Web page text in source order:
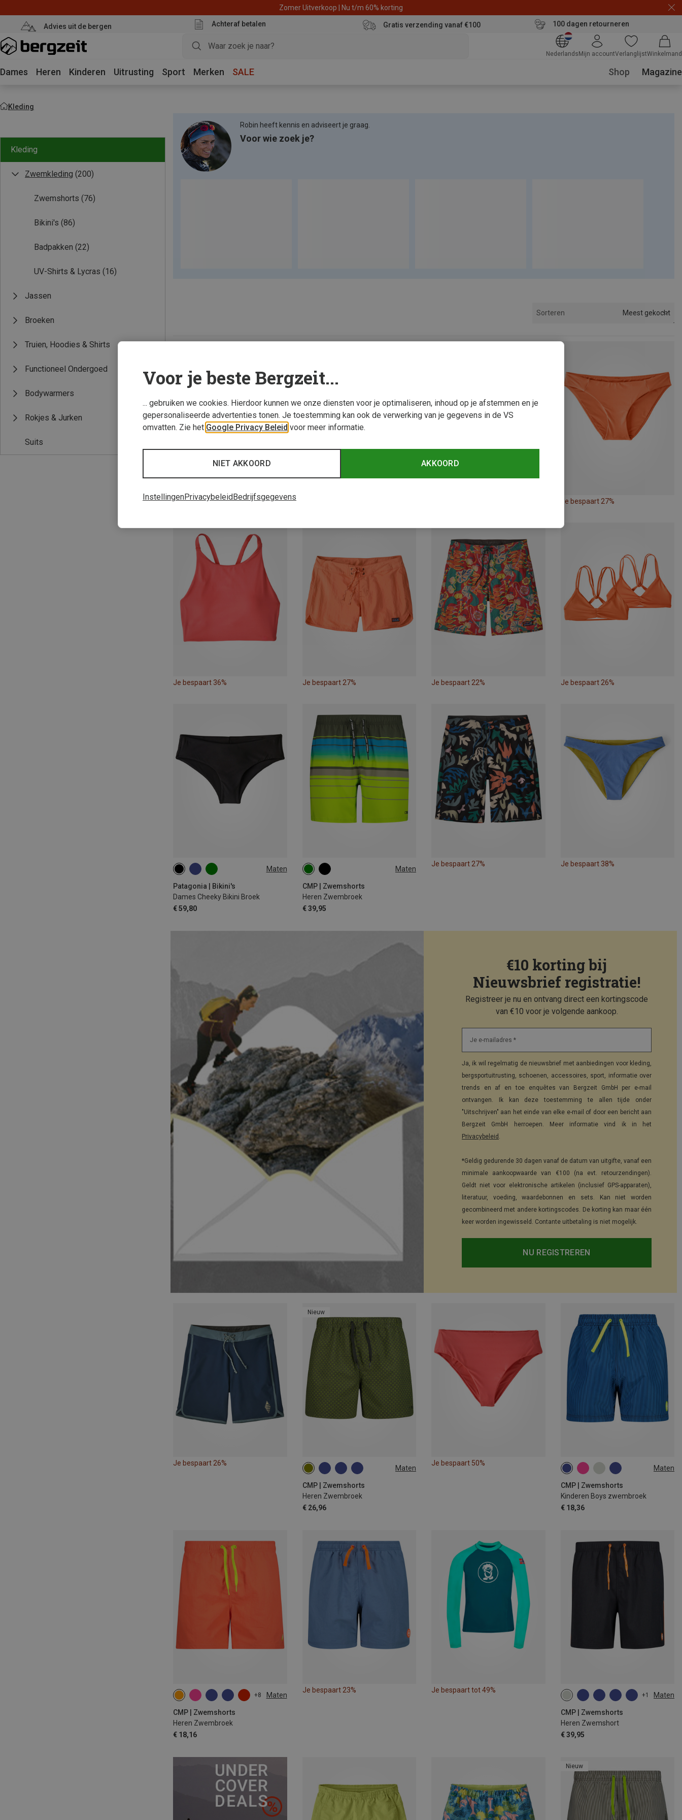
Zomer Uitverkoop | Nu t/m 60% korting
Advies uit de bergen Achteraf betalen Gratis verzending vanaf €100 100 dagen retourneren
Nederlands Mijn accountVerlanglijstWinkelmand
Dames Heren Kinderen Uitrusting Sport Merken SALE Shop Magazine
Kleding
Kleding
Zwemkleding (200)
Zwemshorts (76)
Bikini's (86)
Badpakken (22)
UV-Shirts & Lycras (16)
Jassen
Broeken
Truien, Hoodies & Shirts
Functioneel Ondergoed
Bodywarmers
Rokjes & Jurken
Suits
Robin heeft kennis en adviseert je graag.
Voor wie zoek je?
Sorteren Meest gekocht
Je bespaart 30% Je bespaart 27%
Je bespaart 36% Je bespaart 27% Je bespaart 22% Je bespaart 26%
Maten
Patagonia | Bikini's
Dames Cheeky Bikini Broek
€ 59,80
XS S L Maten
CMP | Zwemshorts
Heren Zwembroek
€ 39,95
Je bespaart 27% Je bespaart 38%
€10 korting bij
Nieuwsbrief registratie!
Registreer je nu en ontvang direct een kortingscode
van €10 voor je volgende aankoop.
Je e-mailadres *
Ja, ik wil regelmatig de nieuwsbrief met aanbiedingen voor kleding,
bergsportuitrusting, schoenen, accessoires, sport, informatie over
trends en af en toe enquêtes van Bergzeit GmbH per e-mail
ontvangen. Ik kan deze toestemming te allen tijde onder
"Uitschrijven" aan het einde van elke e-mail of door een bericht aan
Bergzeit GmbH herroepen. Meer informatie vind ik in het
Privacybeleid .
*Geldig gedurende 30 dagen vanaf de datum van uitgifte, vanaf een
minimale aankoopwaarde van €100 (na evt. retourzendingen).
Geldt niet voor elektronische artikelen (inclusief GPS-apparaten),
literatuur, voeding, waardebonnen en sets. Kan niet worden
gecombineerd met andere kortingscodes. De korting kan maar één
keer worden ingewisseld. Contante uitbetaling is niet mogelijk.
NU REGISTREREN
Je bespaart 26%
Nieuw
Maten
CMP | Zwemshorts
Heren Zwembroek
€ 26,96
M L XL XXL
3XL
4XL
Je bespaart 50%
Maten
CMP | Zwemshorts
Kinderen Boys zwembroek
€ 18,36
+8 Maten
CMP | Zwemshorts
Heren Zwembroek
€ 18,16
Je bespaart 23% Je bespaart tot 49%
+1 Maten
CMP | Zwemshorts
Heren Zwemshort
€ 39,95
Nieuw
Voor je beste Bergzeit...
... gebruiken we cookies. Hierdoor kunnen we onze diensten voor je optimaliseren, inhoud op je afstemmen en je
gepersonaliseerde advertenties tonen. Je toestemming kan ook de verwerking van je gegevens in de VS
omvatten. Zie het Google Privacy Beleid voor meer informatie.
AKKOORD
NIET AKKOORD
InstellingenPrivacybeleidBedrijfsgegevens